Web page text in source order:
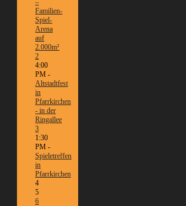
–
Familien-
Spiel-
Arena
auf
2.000m²
2
4:00
PM -
Altstadtfest
in
Pfarrkirchen
- in der
Ringallee
3
1:30
PM -
Spieletreffen
in
Pfarrkirchen
4
5
6